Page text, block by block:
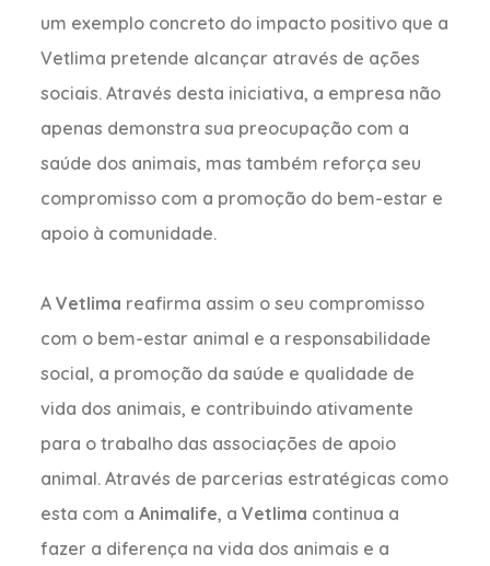
um exemplo concreto do impacto positivo que a
Vetlima pretende alcançar através de ações
sociais. Através desta iniciativa, a empresa não
apenas demonstra sua preocupação com a
saúde dos animais, mas também reforça seu
compromisso com a promoção do bem-estar e
apoio à comunidade.
AVetlima reafirma assim o seu compromisso
com o bem-estar animal e a responsabilidade
social, a promoção da saúde e qualidade de
vida dos animais, e contribuindo ativamente
para o trabalho das associações de apoio
animal. Através de parcerias estratégicas como
esta com aAnimalife, aVetlima continua a
fazer a diferença na vida dos animais e a